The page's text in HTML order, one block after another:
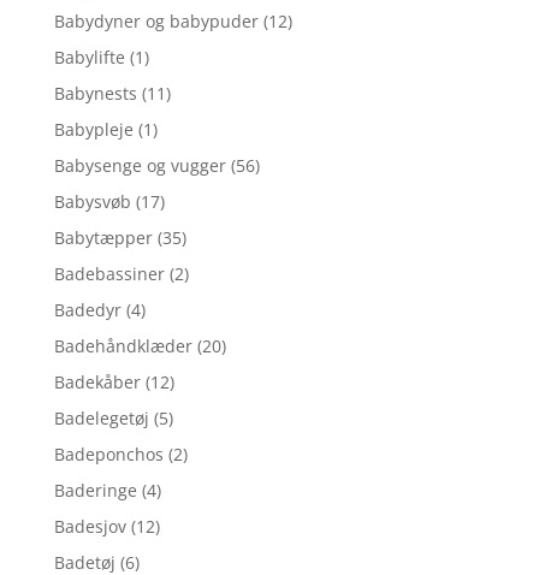
Babydyner og babypuder (12)
Babylifte (1)
Babynests (11)
Babypleje (1)
Babysenge og vugger (56)
Babysvøb (17)
Babytæpper (35)
Badebassiner (2)
Badedyr (4)
Badehåndklæder (20)
Badekåber (12)
Badelegetøj (5)
Badeponchos (2)
Baderinge (4)
Badesjov (12)
Badetøj (6)